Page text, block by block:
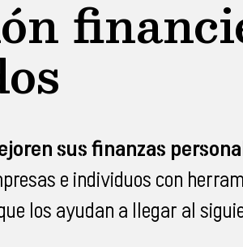
sus finanzas
e individuos con
los ayudan a llegar al